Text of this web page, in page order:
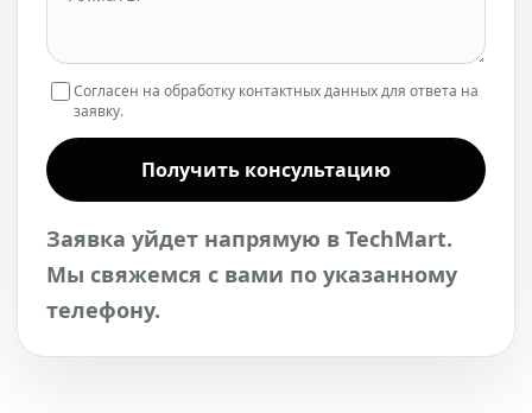
Согласен на обработку контактных данных для ответа на
заявку.
Получить консультацию
Заявка уйдет напрямую в TechMart.
Мы свяжемся с вами по указанному
телефону.